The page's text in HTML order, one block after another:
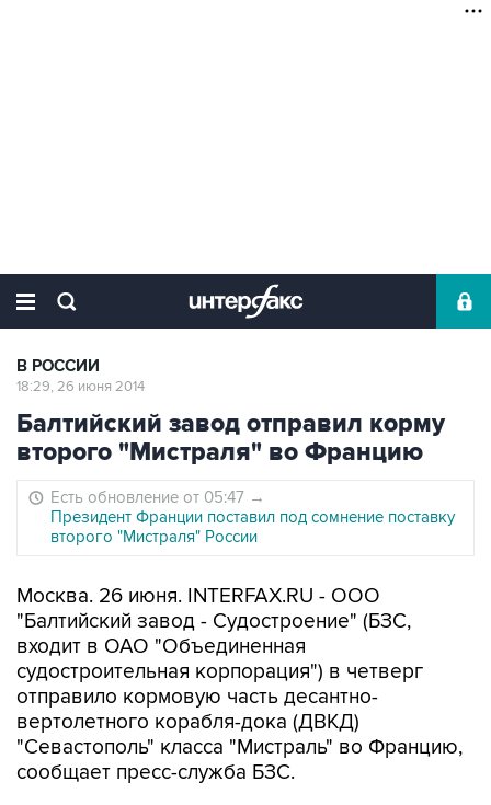
В РОССИИ
18:29, 26 июня 2014
Балтийский завод отправил корму
второго "Мистраля" во Францию
Есть обновление от 05:47 →
Президент Франции поставил под сомнение поставку
второго "Мистраля" России
Москва. 26 июня. INTERFAX.RU - ООО
"Балтийский завод - Судостроение" (БЗС,
входит в ОАО "Объединенная
судостроительная корпорация") в четверг
отправило кормовую часть десантно-
вертолетного корабля-дока (ДВКД)
"Севастополь" класса "Мистраль" во Францию,
сообщает пресс-служба БЗС.